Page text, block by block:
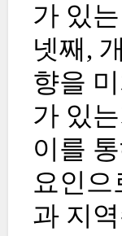
가 있
넷째,
향을
가 있
이를
요인
과 지